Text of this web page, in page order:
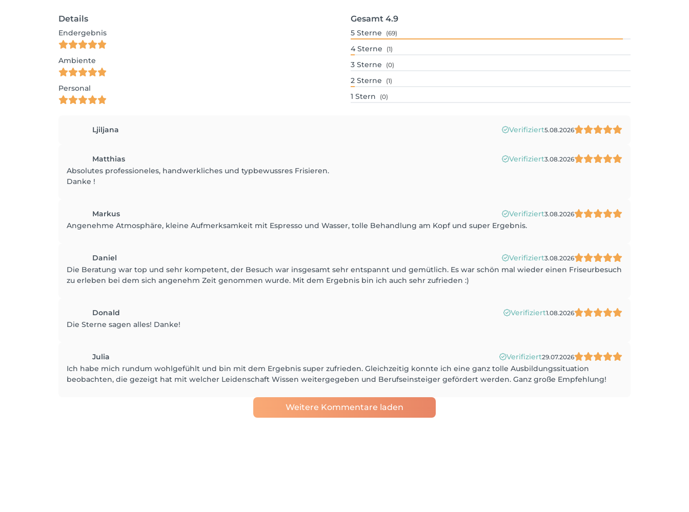
Details
Endergebnis
Ambiente
Personal
Gesamt 4.9
5 Sterne (69)
4 Sterne (1)
3 Sterne (0)
2 Sterne (1)
1 Stern (0)
Ljiljana Verifiziert5.08.2026
Matthias Verifiziert3.08.2026
Absolutes professioneles, handwerkliches und typbewussres Frisieren.
Danke !
Markus Verifiziert3.08.2026
Angenehme Atmosphäre, kleine Aufmerksamkeit mit Espresso und Wasser, tolle Behandlung am Kopf und super Ergebnis.
Daniel Verifiziert3.08.2026
Die Beratung war top und sehr kompetent, der Besuch war insgesamt sehr entspannt und gemütlich. Es war schön mal wieder einen Friseurbesuch
zu erleben bei dem sich angenehm Zeit genommen wurde. Mit dem Ergebnis bin ich auch sehr zufrieden :)
Donald Verifiziert1.08.2026
Die Sterne sagen alles! Danke!
Julia Verifiziert29.07.2026
Ich habe mich rundum wohlgefühlt und bin mit dem Ergebnis super zufrieden. Gleichzeitig konnte ich eine ganz tolle Ausbildungssituation
beobachten, die gezeigt hat mit welcher Leidenschaft Wissen weitergegeben und Berufseinsteiger gefördert werden. Ganz große Empfehlung!
Weitere Kommentare laden